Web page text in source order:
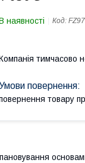
наявності Код:
тимчасово
товару